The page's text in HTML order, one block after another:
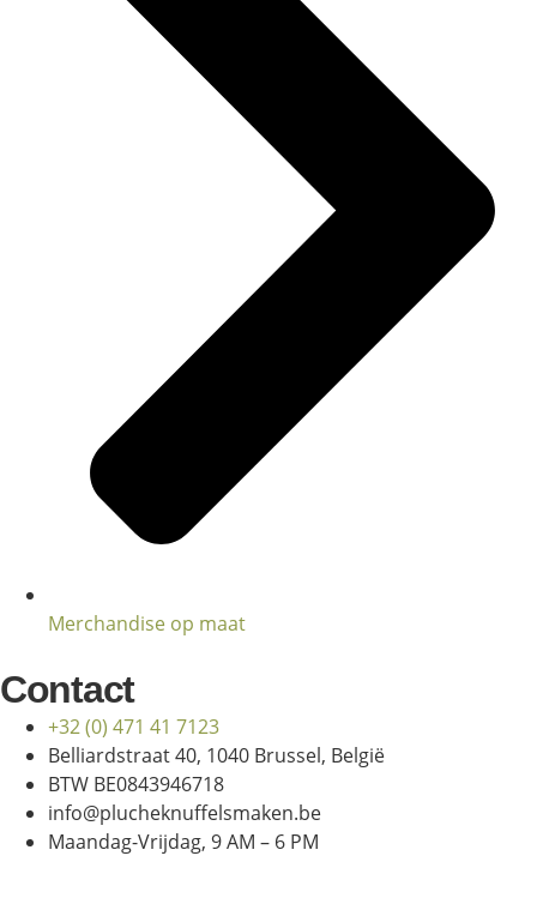
Merchandise op maat
Contact
+32 (0) 471 41 7123
Belliardstraat 40, 1040 Brussel, België
BTW BE0843946718
info@plucheknuffelsmaken.be
Maandag-Vrijdag, 9 AM – 6 PM